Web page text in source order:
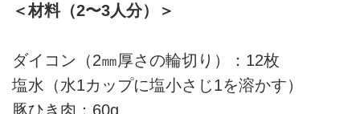
＜材料（2〜3人分）＞
ダイコン（2㎜厚さの輪切り）：12枚
塩水（水1カップに塩小さじ1を溶かす）
豚ひき肉：60g